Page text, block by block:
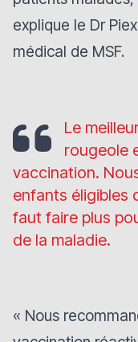
explique le Dr
médical de MSF.
Le
rougeole
vaccination.
enfants éligibles
faut faire plus
de la maladie.
« Nous